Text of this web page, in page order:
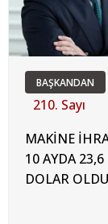
BAŞKANDAN
210. Sayı
MAKİNE
10 AYDA
DOLAR OLDU